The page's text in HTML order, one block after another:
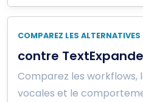
COMPAREZ LES ALTERNATIVES
contre
Comparez les workflows,
vocales et le